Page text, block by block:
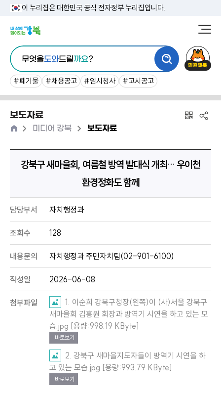
이 누리집은 대한민국 공식 전자정부 누리집입니다.
청
통
합
검
색
무엇을도와드릴까요?
#폐기물 #채용공고 #임시청사 #고시공고
원
보도자료
홈 >미디어 강북 >보도자료
강북구 새마을회, 여름철 방역 발대식 개최… 우이천
환경정화도 함께
담당부서 자치행정과
조회수 128
내용문의 자치행정과 주민자치팀(02-901-6100)
작성일 2026-06-08
첨부파일
1. 이순희 강북구청장(왼쪽)이 (사)서울 강북구
새마을회 김흥원 회장과 방역기 시연을 하고 있는 모
습.jpg [용량:998.19 KByte]
바로보기
2. 강북구 새마을지도자들이 방역기 시연을 하
고 있는 모습.jpg [용량:993.79 KByte]
바로보기